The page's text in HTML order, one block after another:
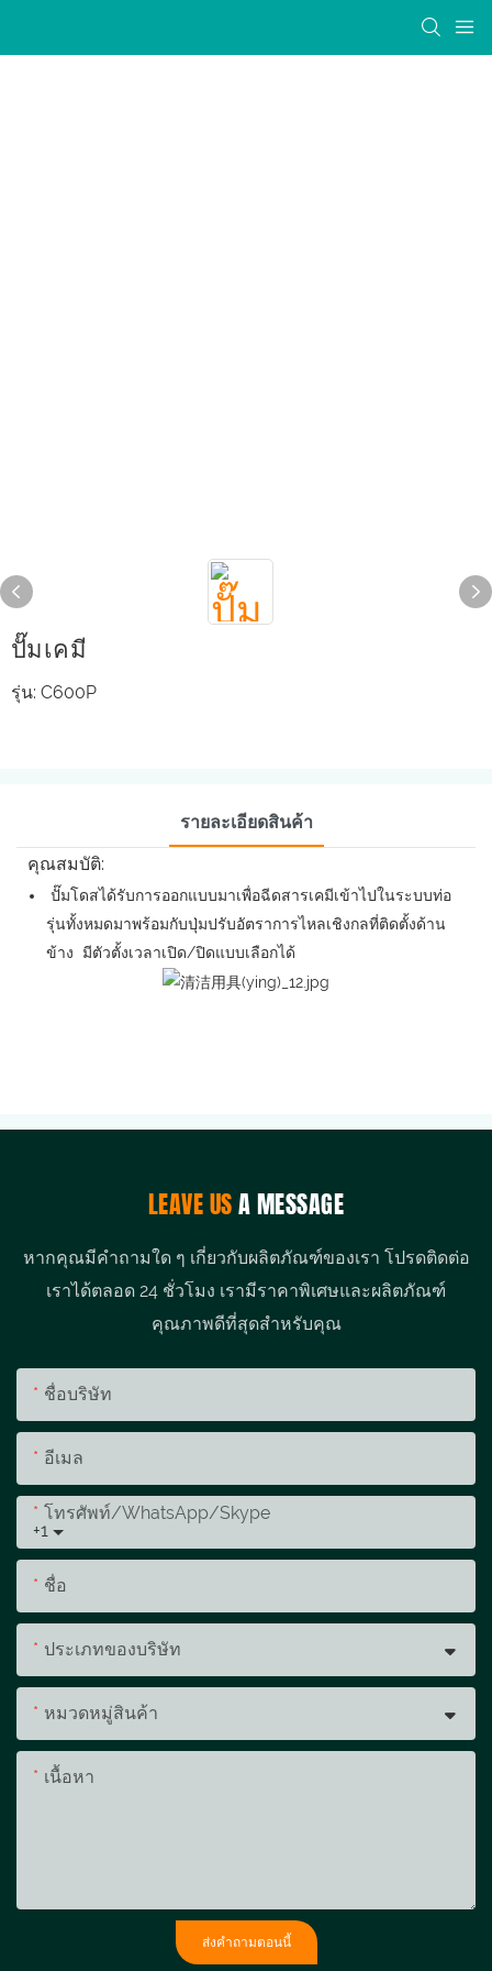
ปั๊มเคมี
รุ่น: C600P
รายละเอียดสินค้า
คุณสมบัติ:
ปั๊มโดสได้รับการออกแบบมาเพื่อฉีดสารเคมีเข้าไปในระบบท่อ
รุ่นทั้งหมดมาพร้อมกับปุ่มปรับอัตราการไหลเชิงกลที่ติดตั้งด้าน
ข้าง มีตัวตั้งเวลาเปิด/ปิดแบบเลือกได้
LEAVE USA MESSAGE
หากคุณมีคำถามใด ๆ เกี่ยวกับผลิตภัณฑ์ของเรา โปรดติดต่อ
เราได้ตลอด 24 ชั่วโมง เรามีราคาพิเศษและผลิตภัณฑ์
คุณภาพดีที่สุดสำหรับคุณ
ชื่อบริษัท
อีเมล
+1
โทรศัพท์/WhatsApp/Skype
ชื่อ
ประเภทของบริษัท
หมวดหมู่สินค้า
เนื้อหา
ส่งคำถามตอนนี้